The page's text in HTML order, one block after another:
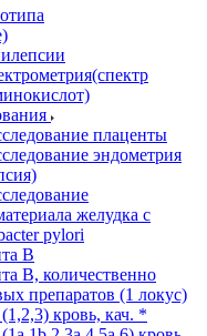
плаценты
эндометрия
желудка с
pylori
B
B, количественно
препаратов (1 локус)
кровь, кач. *